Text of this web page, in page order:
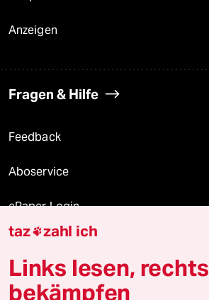
Anzeigen
Fragen & Hilfe
Feedback
Aboservice
ePaper Login
Downloads für Abonnierende
taz zahl ich
Links lesen, rechts
bekämpfen